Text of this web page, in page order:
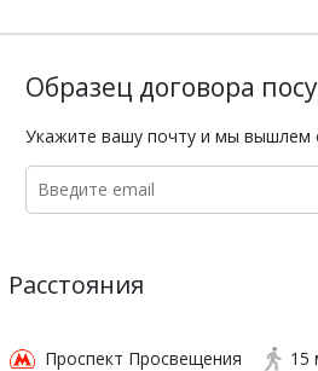
Образец договора
Укажите вашу почту и мы вышлем
Расстояния
Проспект Просвещения 15